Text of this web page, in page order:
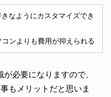
きなようにカスタマイズでき
コンよりも費用が抑えられる
必要になりますので、
もメリットだと思いま